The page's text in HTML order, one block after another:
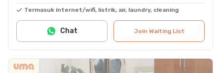
Termasuk internet/wifi, listrik, air, laundry, cleaning
Join Waiting List
Chat